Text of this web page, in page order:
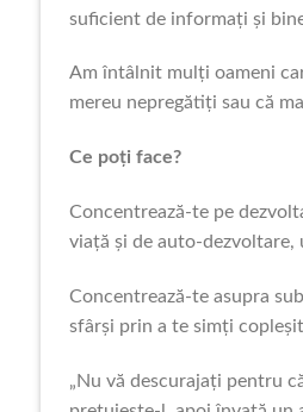
suficient de informați și
Am întâlnit mulți oameni
mereu nepregătiți sau că
Ce poți face?
Concentrează-te pe
viață și de auto-
Concentrează-te asupra
sfârși prin a te simți
„Nu vă descurajați pentru